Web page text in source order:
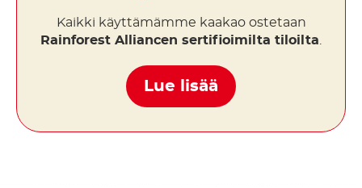
Kaikki käyttämämme kaakao ostetaan
Rainforest Alliancen sertifioimilta tiloilta
Lue lisää